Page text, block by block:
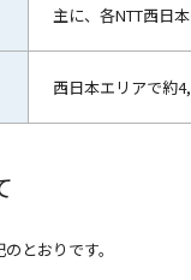
主に、各NTT西日
西日本エリアで約
とおりです。